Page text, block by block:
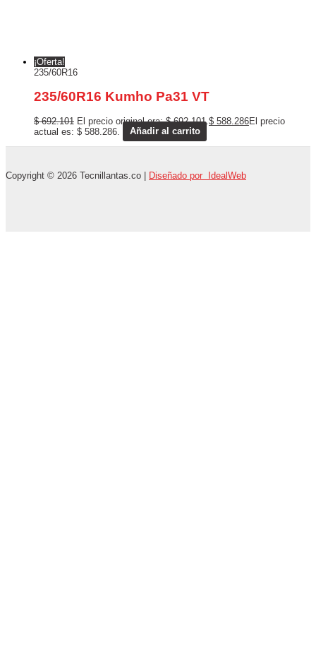
¡Oferta!
235/60R16
235/60R16 Kumho Pa31 VT
$692.101 El precio original era: $ 692.101. $ 588.286El precio
actual es: $ 588.286.
Añadir al carrito
Copyright © 2026 Tecnillantas.co | Diseñado por IdealWeb